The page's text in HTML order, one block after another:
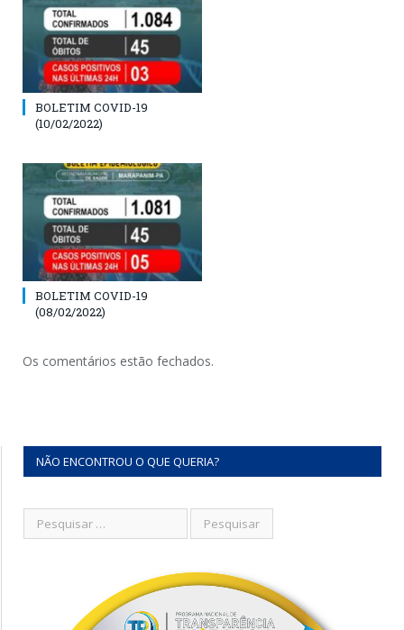
BOLETIM COVID-19
(10/02/2022)
BOLETIM COVID-19
(08/02/2022)
Os comentários estão fechados.
NÃO ENCONTROU O QUE QUERIA?